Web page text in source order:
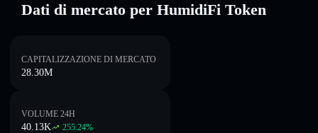
Dati di mercato per HumidiFi Token
CAPITALIZZAZIONE DI MERCATO
28.30M
VOLUME 24H
40.13K 255.24%